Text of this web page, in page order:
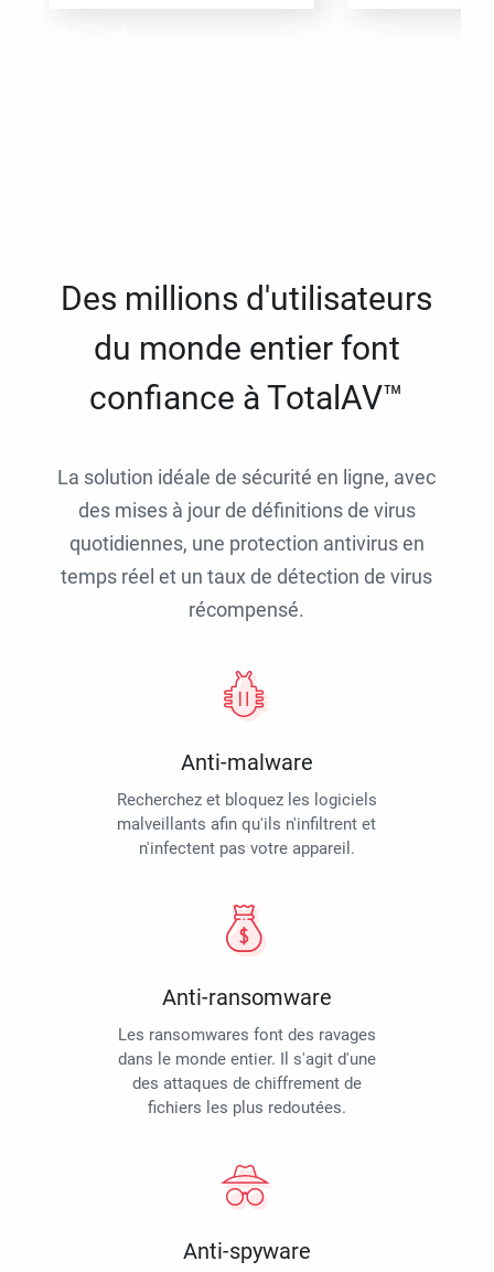
Des millions d'utilisateurs
du monde entier font
confiance à TotalAV™
La solution idéale de sécurité en ligne, avec
des mises à jour de définitions de virus
quotidiennes, une protection antivirus en
temps réel et un taux de détection de virus
récompensé.
Anti-malware
Recherchez et bloquez les logiciels
malveillants afin qu'ils n'infiltrent et
n'infectent pas votre appareil.
Anti-ransomware
Les ransomwares font des ravages
dans le monde entier. Il s'agit d'une
des attaques de chiffrement de
fichiers les plus redoutées.
Anti-spyware